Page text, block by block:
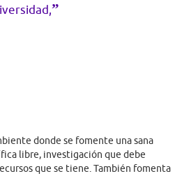
”
donde se fomente una sana
libre, investigación que debe
que se tiene. También fomenta